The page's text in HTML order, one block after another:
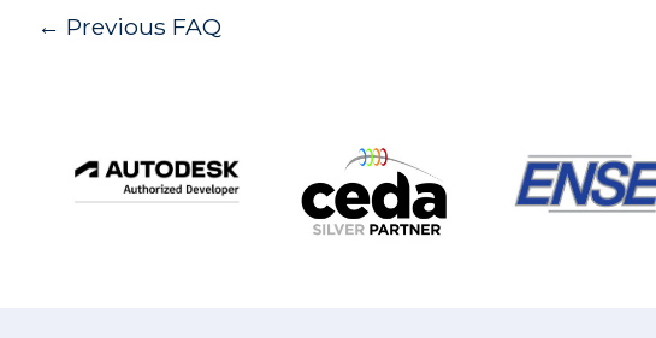
← Previous FAQ